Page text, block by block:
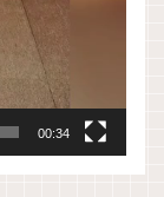
00:34